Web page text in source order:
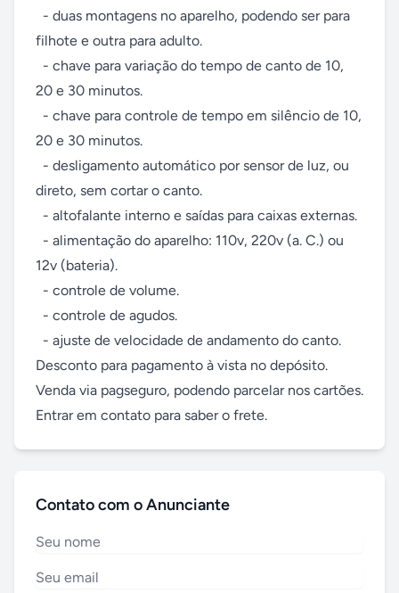
filhote e outra para adulto.
20 e 30 minutos.
20 e 30 minutos.
direto, sem cortar o canto.
12v (bateria).
Desconto para pagamento à vista no depósito.
Venda via pagseguro, podendo parcelar nos cartões.
Entrar em contato para saber o frete.
Contato com o Anunciante